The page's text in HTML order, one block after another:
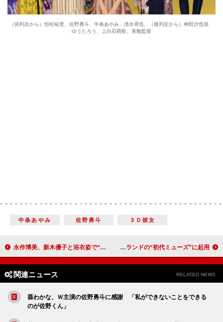
（前列左から）恒松祐里、佐野勇斗、中条あやみ、清水尋也、（後列左から）神田沙也加、
ゆうたろう、上白石萌歌、英勉監督
中条あやみ 佐野勇斗 ３Ｄ彼女
永作博美、新木優子と浴衣姿で“夏祭り” 「小学生のころは型抜きにハマって…」 藤原紀香、夫・愛之助にも「勧めてみます」 コスメブランドの“初代ミューズ”に起用
関連ニュース RELATED NEWS
葵わかな、Ｗ主演の佐野勇斗に感謝 「私ができないことをできる
のが佐野くん」